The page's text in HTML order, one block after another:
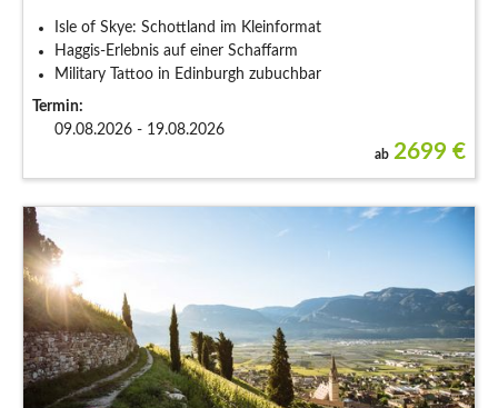
Isle of Skye: Schottland im Kleinformat
Haggis-Erlebnis auf einer Schaffarm
Military Tattoo in Edinburgh zubuchbar
Termin:
09.08.2026 - 19.08.2026
ab 2699 €